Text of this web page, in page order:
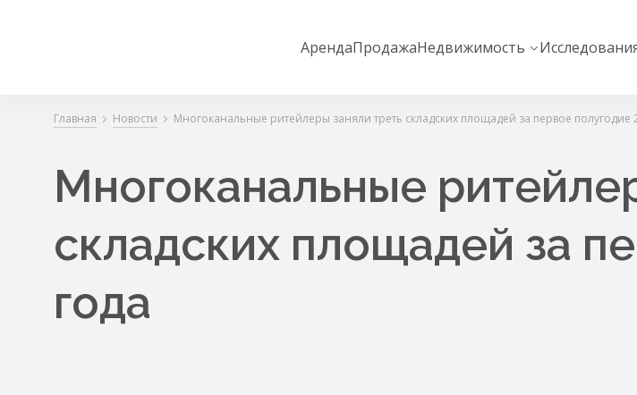
АрендаПродажаНедвижимость
Главная Новости Многоканальные ритейлеры заняли треть складских площадей за первое полугодие
Многоканальные
складских площадей за
года